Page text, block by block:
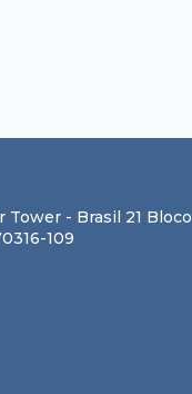
Tower - Brasil 21 Bloco
109